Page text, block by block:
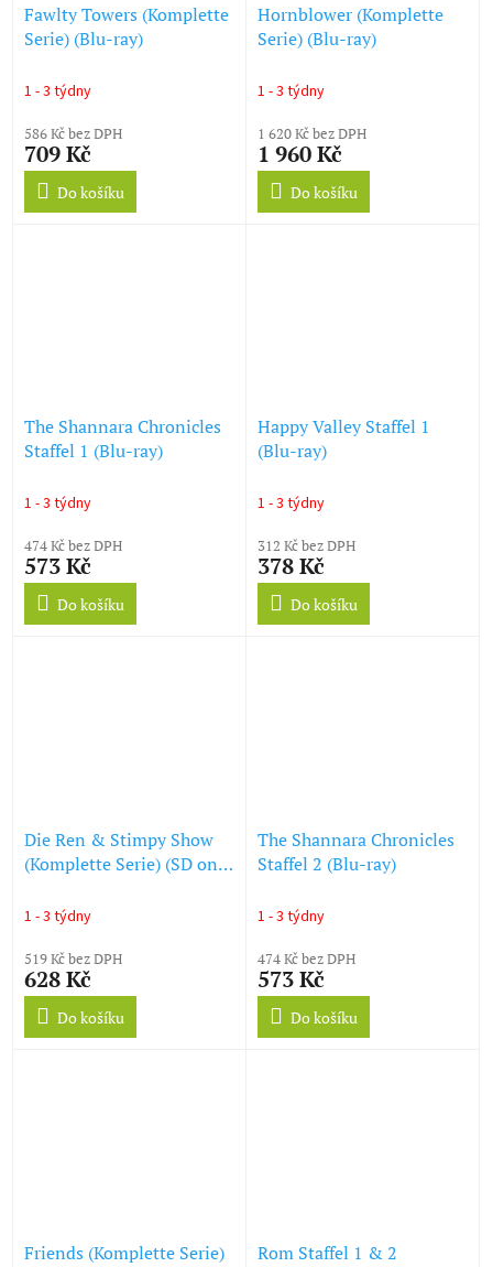
Fawlty Towers (Komplette
Serie) (Blu-ray)
1 - 3 týdny
586 Kč bez DPH
709 Kč
Do košíku
Hornblower (Komplette
Serie) (Blu-ray)
1 - 3 týdny
1 620 Kč bez DPH
1 960 Kč
Do košíku
The Shannara Chronicles
Staffel 1 (Blu-ray)
1 - 3 týdny
474 Kč bez DPH
573 Kč
Do košíku
Happy Valley Staffel 1
(Blu-ray)
1 - 3 týdny
312 Kč bez DPH
378 Kč
Do košíku
Die Ren & Stimpy Show
(Komplette Serie) (SD on
1 - 3 týdny
519 Kč bez DPH
628 Kč
Do košíku
The Shannara Chronicles
Staffel 2 (Blu-ray)
1 - 3 týdny
474 Kč bez DPH
573 Kč
Do košíku
Friends (Komplette Serie)
Rom Staffel 1 & 2